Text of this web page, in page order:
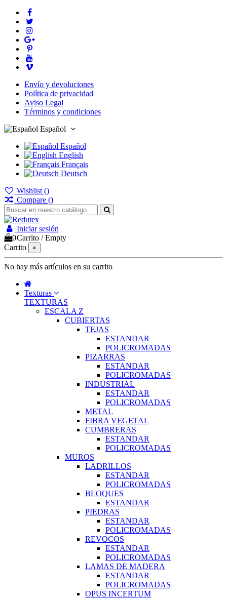
Envío y devoluciones
Política de privacidad
Aviso Legal
Términos y condiciones
Español
Español
English
Français
Deutsch
Wishlist ()
Compare ()
Iniciar sesión
0Carrito /Empty
Carrito
×
No hay más artículos en su carrito
Texturas
TEXTURAS
ESCALA Z
CUBIERTAS
TEJAS
ESTANDAR
POLICROMADAS
PIZARRAS
ESTANDAR
POLICROMADAS
INDUSTRIAL
ESTANDAR
POLICROMADAS
METAL
FIBRA VEGETAL
CUMBRERAS
ESTANDAR
POLICROMADAS
MUROS
LADRILLOS
ESTANDAR
POLICROMADAS
BLOQUES
ESTANDAR
PIEDRAS
ESTANDAR
POLICROMADAS
REVOCOS
ESTANDAR
POLICROMADAS
LAMAS DE MADERA
ESTANDAR
POLICROMADAS
OPUS INCERTUM